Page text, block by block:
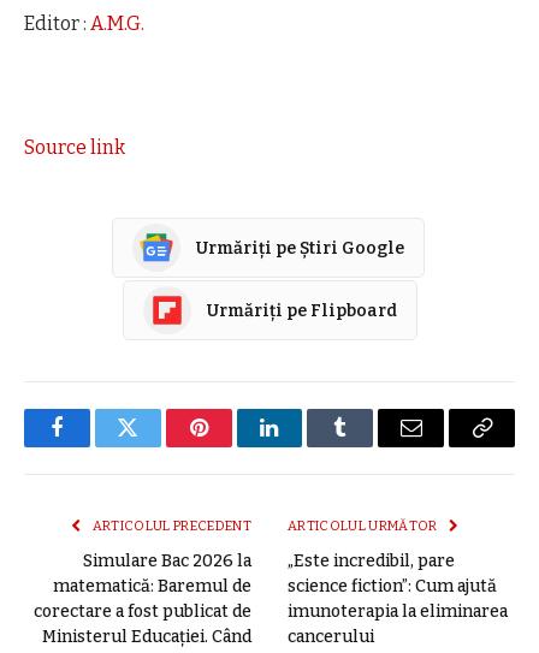
Editor : A.M.G.
Source link
Urmăriți pe Știri Google
Urmăriți pe Flipboard
FacebookTwitter PinterestLinkedInTumblr E-
ARTICOLUL PRECEDENT
Simulare Bac 2026 la
matematică: Baremul de
corectare a fost publicat de
Ministerul Educației. Când
ARTICOLUL URMĂTOR
„Este incredibil, pare
science fiction”: Cum ajută
imunoterapia la eliminarea
cancerului